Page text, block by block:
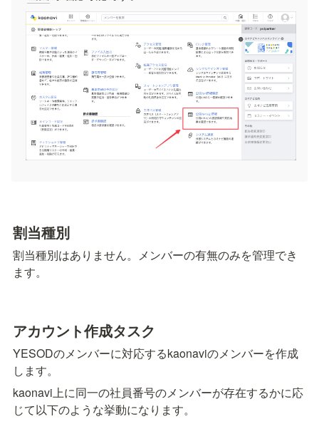
割当種別
割当種別はありません。メンバーの有無のみを管理でき
ます。
アカウント作成タスク
YESODのメンバーに対応するkaonaviのメンバーを作成
します。
kaonavi上に同一の社員番号のメンバーが存在するかに応
じて以下のような挙動になります。